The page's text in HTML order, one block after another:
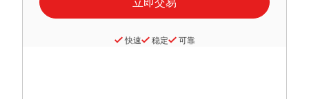
快速 稳定 可靠